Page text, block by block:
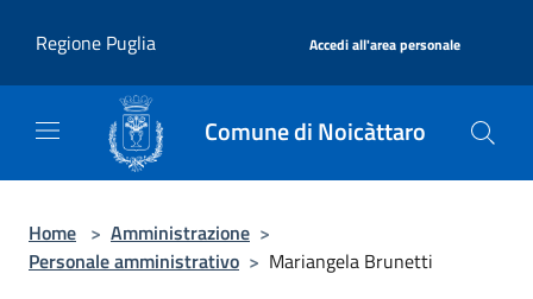
Regione Puglia
Accedi all'area personale
Comune di Noicàttaro
Home > Amministrazione >
Personale amministrativo > Mariangela Brunetti